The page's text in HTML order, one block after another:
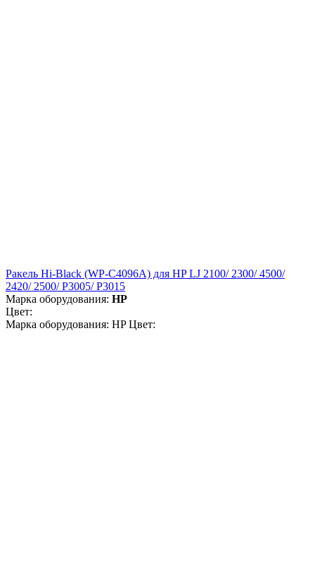
Ракель Hi-Black (WP-C4096A) для HP LJ 2100/ 2300/ 4500/
2420/ 2500/ P3005/ P3015
Марка оборудования: HP
Цвет:
Марка оборудования: HP Цвет: